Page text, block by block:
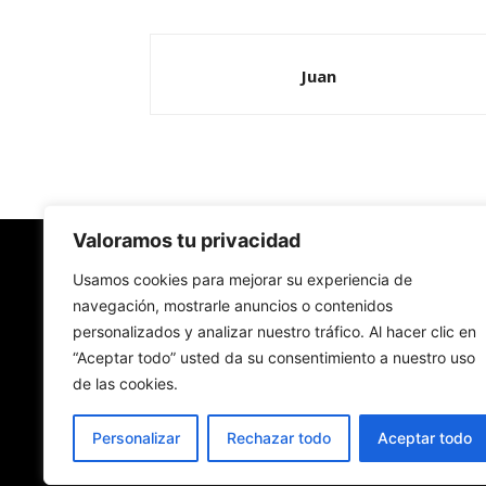
Valoramos tu privacidad
Usamos cookies para mejorar su experiencia de
navegación, mostrarle anuncios o contenidos
personalizados y analizar nuestro tráfico. Al hacer clic en
“Aceptar todo” usted da su consentimiento a nuestro uso
de las cookies.
Personalizar Rechazar todo Aceptar todo
Juan
Redes Cristianas
Una mirada alternativa sobre la Iglesia católica
- Colectivos de Redes Cristianas